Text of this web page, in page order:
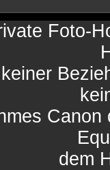
Foto-
dem